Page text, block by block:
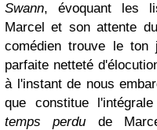
Swann, évoquant les
Marcel et son attente
comédien trouve le
parfaite netteté
à l'instant de nous
que constitue
temps perdu de